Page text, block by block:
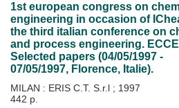
1st european congress on
engineering in occasion of
the third italian conference on
and process engineering.
Selected papers (04/05/1997 -
07/05/1997, Florence, Italie).
MILAN : ERIS C.T. S.r.l ; 1997
442 p.